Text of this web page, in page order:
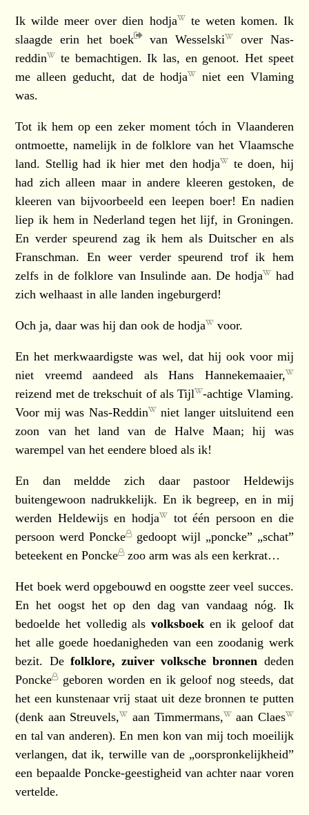
Ik wilde meer over dien hodja
te weten komen. Ik
slaagde erin het boek vanWesselski over Nas-
reddin
te bemachtigen. Ik las, en genoot. Het speet
me alleen geducht, dat dehodja
niet een Vlaming
was.
Tot ik hem op een zeker moment tóch in Vlaanderen
ontmoette, namelijk in de folklore van het Vlaamsche
land. Stellig had ik hier met denhodja
te doen, hij
had zich alleen maar in andere kleeren gestoken, de
kleeren van bijvoorbeeld een leepen boer! En nadien
liep ik hem in Nederland tegen het lijf, in Groningen.
En verder speurend zag ik hem als Duitscher en als
Franschman. En weer verder speurend trof ik hem
zelfs in de folklore van Insulinde aan. Dehodja
had
zich welhaast in alle landen ingeburgerd!
Och ja, daar was hij dan ook dehodja voor.
En het merkwaardigste was wel, dat hij ook voor mij
niet vreemd aandeed alsHans Hannekemaaier,
reizend met de trekschuit of alsTijl
-achtige Vlaming.
Voor mij was Nas-Reddin
niet langer uitsluitend een
zoon van het land van de Halve Maan; hij was
warempel van het eendere bloed als ik!
En dan meldde zich daar pastoor Heldewijs
buitengewoon nadrukkelijk. En ik begreep, en in mij
werden Heldewijs en hodja
tot één persoon en die
persoon werdPoncke gedoopt wijl „poncke” „schat”
beteekent enPoncke zoo arm was als een kerkrat…
Het boek werd opgebouwd en oogstte zeer veel succes.
En het oogst het op den dag van vandaag nóg. Ik
bedoelde het volledig als volksboek en ik geloof dat
het alle goede hoedanigheden van een zoodanig werk
bezit. De folklore, zuiver volksche bronnen deden
Poncke geboren worden en ik geloof nog steeds, dat
het een kunstenaar vrij staat uit deze bronnen te putten
(denk aan Streuvels, aan Timmermans, aan Claes
en tal van anderen). En men kon van mij toch moeilijk
verlangen, dat ik, terwille van de „oorspronkelijkheid”
een bepaalde Poncke-geestigheid van achter naar voren
vertelde.